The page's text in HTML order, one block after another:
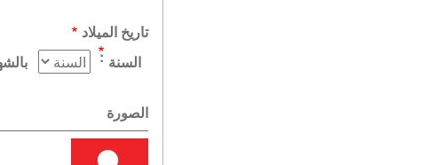
تاريخ الميلاد
السنة
الصورة